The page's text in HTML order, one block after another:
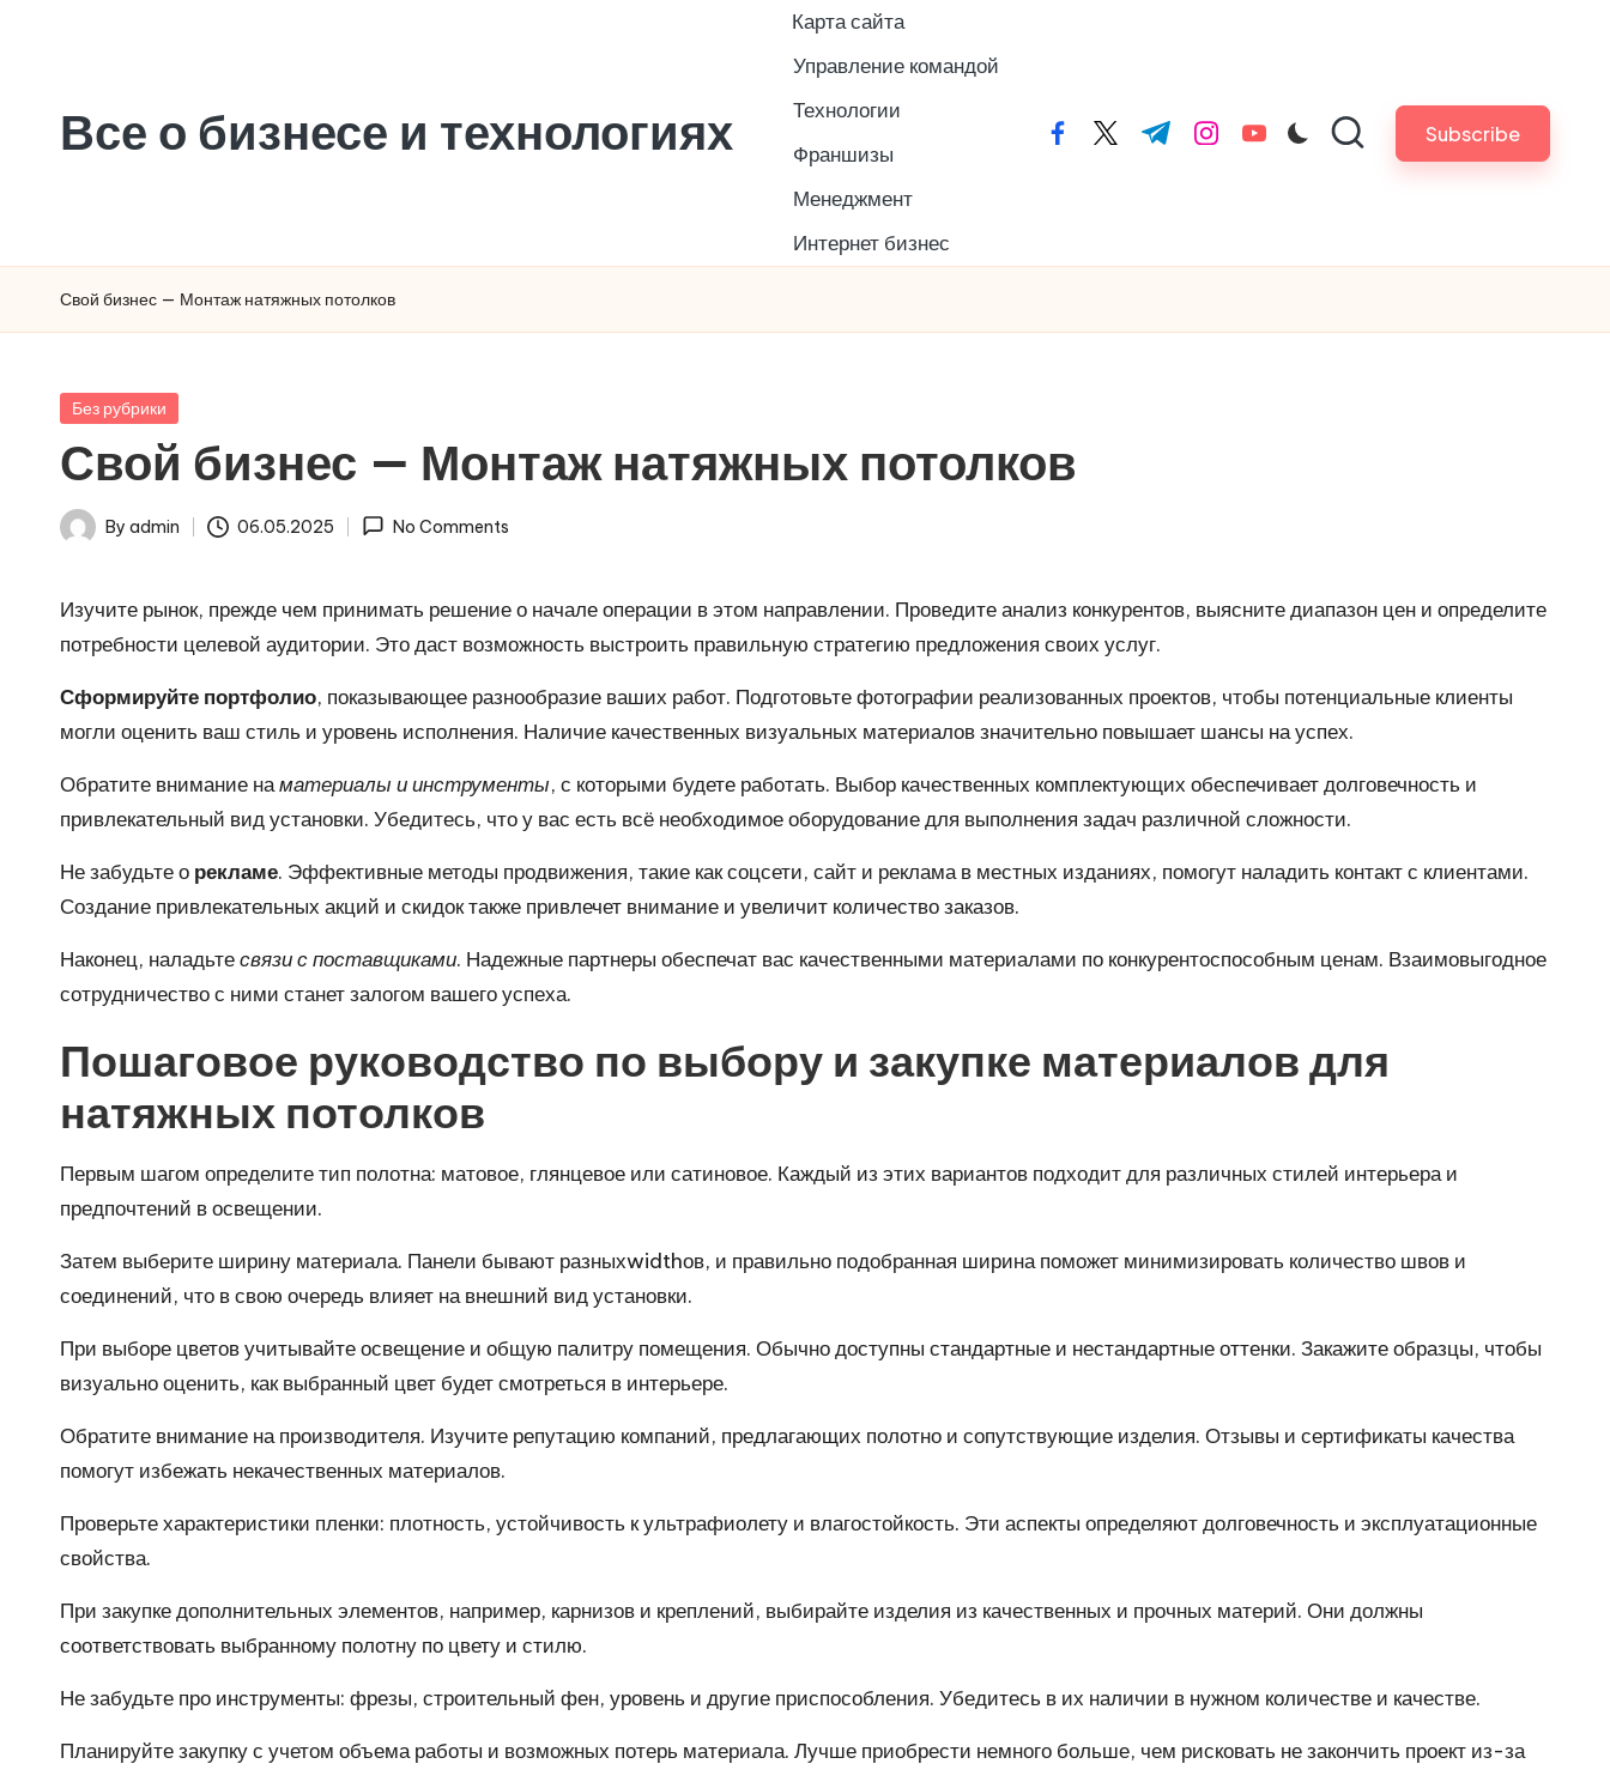
Все о бизнесе и технологиях
Карта сайта
Управление командой
Технологии
Франшизы
Менеджмент
Интернет бизнес
facebook.com
twitter.com
t.me instagram.com
youtube.com Subscribe
Свой бизнес — Монтаж натяжных потолков
Posted
Без рубрики
Свой бизнес — Монтаж натяжных потолков
Posted
By admin 06.05.2025 No Comments
Изучите рынок, прежде чем принимать решение о начале операции в этом направлении. Проведите анализ конкурентов, выясните диапазон цен и определите
потребности целевой аудитории. Это даст возможность выстроить правильную стратегию предложения своих услуг.
Сформируйте портфолио, показывающее разнообразие ваших работ. Подготовьте фотографии реализованных проектов, чтобы потенциальные клиенты
могли оценить ваш стиль и уровень исполнения. Наличие качественных визуальных материалов значительно повышает шансы на успех.
Обратите внимание наматериалы и инструменты, с которыми будете работать. Выбор качественных комплектующих обеспечивает долговечность и
привлекательный вид установки. Убедитесь, что у вас есть всё необходимое оборудование для выполнения задач различной сложности.
Не забудьте о рекламе. Эффективные методы продвижения, такие как соцсети, сайт и реклама в местных изданиях, помогут наладить контакт с клиентами.
Создание привлекательных акций и скидок также привлечет внимание и увеличит количество заказов.
Наконец, наладьтесвязи с поставщиками. Надежные партнеры обеспечат вас качественными материалами по конкурентоспособным ценам. Взаимовыгодное
сотрудничество с ними станет залогом вашего успеха.
Пошаговое руководство по выбору и закупке материалов для
натяжных потолков
Первым шагом определите тип полотна: матовое, глянцевое или сатиновое. Каждый из этих вариантов подходит для различных стилей интерьера и
предпочтений в освещении.
Затем выберите ширину материала. Панели бывают разныхwidthов, и правильно подобранная ширина поможет минимизировать количество швов и
соединений, что в свою очередь влияет на внешний вид установки.
При выборе цветов учитывайте освещение и общую палитру помещения. Обычно доступны стандартные и нестандартные оттенки. Закажите образцы, чтобы
визуально оценить, как выбранный цвет будет смотреться в интерьере.
Обратите внимание на производителя. Изучите репутацию компаний, предлагающих полотно и сопутствующие изделия. Отзывы и сертификаты качества
помогут избежать некачественных материалов.
Проверьте характеристики пленки: плотность, устойчивость к ультрафиолету и влагостойкость. Эти аспекты определяют долговечность и эксплуатационные
свойства.
При закупке дополнительных элементов, например, карнизов и креплений, выбирайте изделия из качественных и прочных материй. Они должны
соответствовать выбранному полотну по цвету и стилю.
Не забудьте про инструменты: фрезы, строительный фен, уровень и другие приспособления. Убедитесь в их наличии в нужном количестве и качестве.
Планируйте закупку с учетом объема работы и возможных потерь материала. Лучше приобрести немного больше, чем рисковать не закончить проект из-за